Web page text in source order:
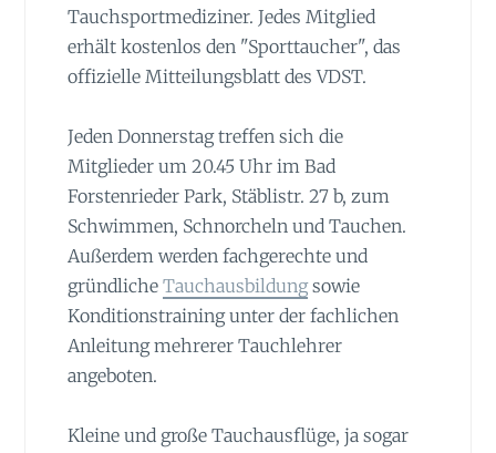
Tauchsportmediziner. Jedes Mitglied
erhält kostenlos den "Sporttaucher", das
offizielle Mitteilungsblatt des VDST.
Jeden Donnerstag treffen sich die
Mitglieder um 20.45 Uhr im Bad
Forstenrieder Park, Stäblistr. 27 b, zum
Schwimmen, Schnorcheln und Tauchen.
Außerdem werden fachgerechte und
gründlicheTauchausbildungsowie
Konditionstraining unter der fachlichen
Anleitung mehrerer Tauchlehrer
angeboten.
Kleine und große Tauchausflüge, ja sogar